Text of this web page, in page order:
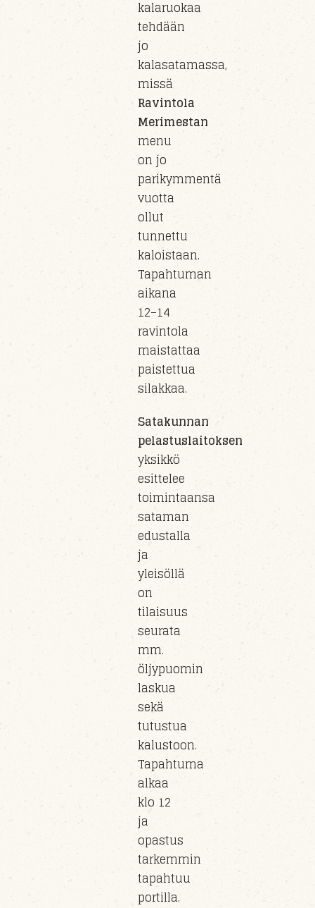
kalaruokaa
tehdään
jo
kalasatamassa,
missä
Ravintola
Merimestan
menu
on jo
parikymmentä
vuotta
ollut
tunnettu
kaloistaan.
Tapahtuman
aikana
12–14
ravintola
maistattaa
paistettua
silakkaa.
Satakunnan
pelastuslaitoksen
yksikkö
esittelee
toimintaansa
sataman
edustalla
ja
yleisöllä
on
tilaisuus
seurata
mm.
öljypuomin
laskua
sekä
tutustua
kalustoon.
Tapahtuma
alkaa
klo 12
ja
opastus
tarkemmin
tapahtuu
portilla.